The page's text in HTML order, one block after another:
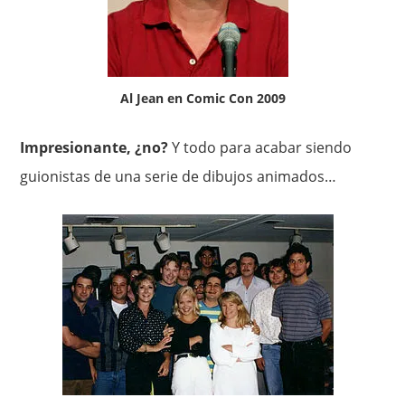
Al Jean en Comic Con 2009
Impresionante, ¿no?Y todo para acabar siendo
guionistas de una serie de dibujos animados…